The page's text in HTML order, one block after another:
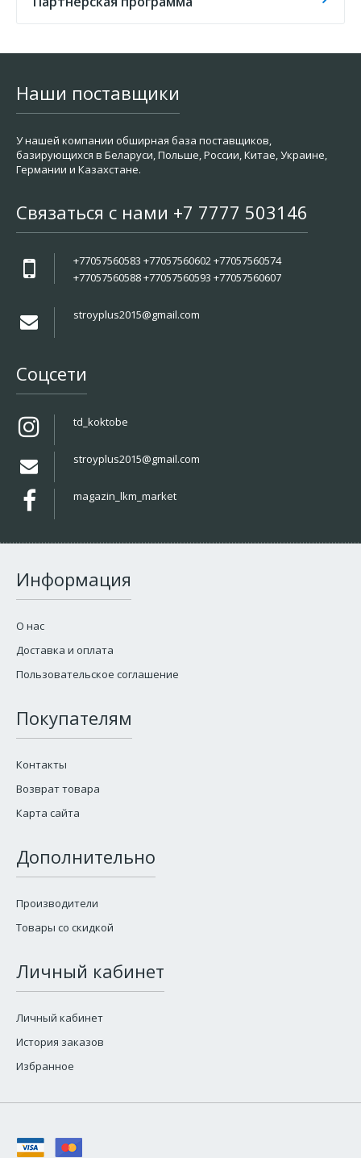
Наши поставщики
У нашей компании обширная база поставщиков,
базирующихся в Беларуси, Польше, России, Китае, Украине,
Германии и Казахстане.
Связаться с нами +7 7777 503146
+77057560583 +77057560602 +77057560574
+77057560588 +77057560593 +77057560607
stroyplus2015@gmail.com
Соцсети
td_koktobe
stroyplus2015@gmail.com
magazin_lkm_market
Информация
О нас
Доставка и оплата
Пользовательское соглашение
Покупателям
Контакты
Возврат товара
Карта сайта
Дополнительно
Производители
Товары со скидкой
Личный кабинет
Личный кабинет
История заказов
Избранное